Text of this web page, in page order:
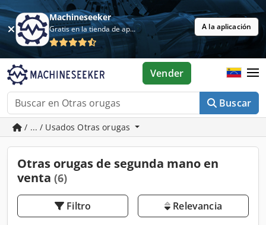
Machineseeker
Gratis en la tienda de aplicaciones A la aplicación
Buscar
Vender
/ ... / Usados Otras orugas
Otras orugas de segunda mano en
venta (6)
Filtro Relevancia